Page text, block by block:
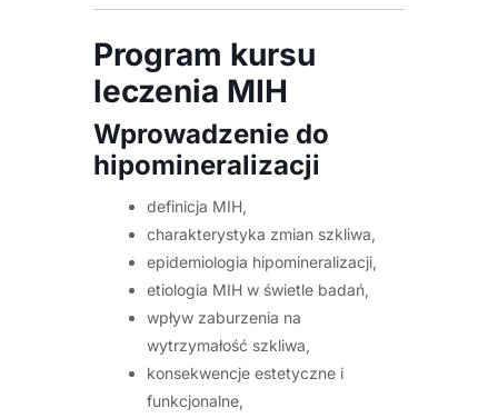
Program kursu
leczenia MIH
Wprowadzenie do
hipomineralizacji
definicja MIH,
charakterystyka zmian szkliwa,
epidemiologia hipomineralizacji,
etiologia MIH w świetle badań,
wpływ zaburzenia na
wytrzymałość szkliwa,
konsekwencje estetyczne i
funkcjonalne,